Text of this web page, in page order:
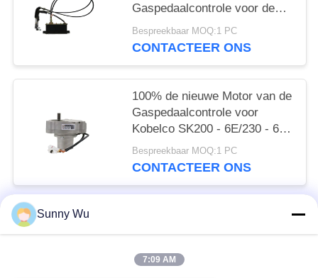
Gaspedaalcontrole voor de
Lijnen van E312B/van E320B
6
Bespreekbaar MOQ:1 PC
CONTACTEER ONS
100% de nieuwe Motor van de
Gaspedaalcontrole voor
Kobelco SK200 - 6E/230 - 6E
2406U197F3
Bespreekbaar MOQ:1 PC
CONTACTEER ONS
populaire categorieën
Sunny Wu
7:09 AM